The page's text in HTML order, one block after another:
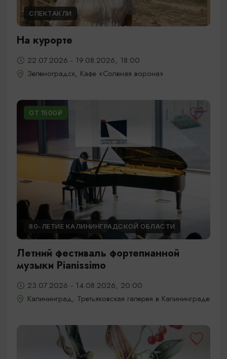
СПЕКТАКЛИ
На курорте
22.07.2026 - 19.08.2026, 18:00
Зеленоградск, Кафе «Соленая ворона»
ОТ 1500₽
80-ЛЕТИЕ КАЛИНИНГРАДСКОЙ ОБЛАСТИ
Летний фестиваль фортепианной
музыки Pianissimo
23.07.2026 - 14.08.2026, 20:00
Калининград, Третьяковская галерея в Калининграде